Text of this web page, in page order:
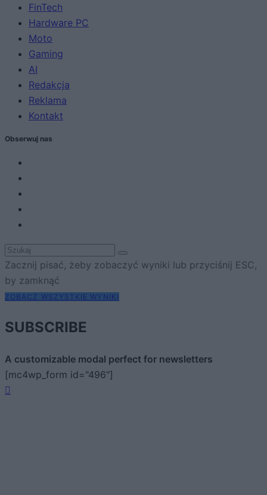
FinTech
Hardware PC
Moto
Gaming
AI
Redakcja
Reklama
Kontakt
Obserwuj nas
Zacznij pisać, żeby zobaczyć wyniki lub przyciśnij ESC,
by zamknąć
ZOBACZ WSZYSTKIE WYNIKI
SUBSCRIBE
A customizable modal perfect for newsletters
[mc4wp_form id="496"]